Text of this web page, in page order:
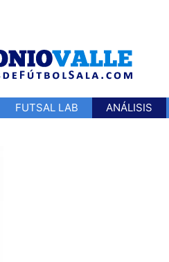
FUTSAL LAB ANÁLISIS